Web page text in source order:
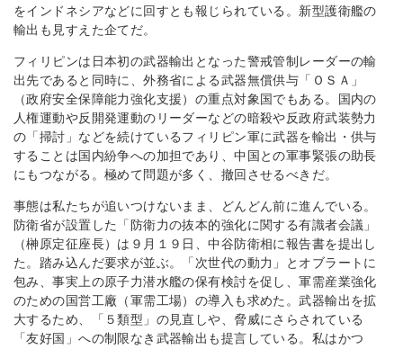
をインドネシアなどに回すとも報じられている。新型護衛艦の
輸出も見すえた企てだ。
フィリピンは日本初の武器輸出となった警戒管制レーダーの輸
出先であると同時に、外務省による武器無償供与「ＯＳＡ」
（政府安全保障能力強化支援）の重点対象国でもある。国内の
人権運動や反開発運動のリーダーなどの暗殺や反政府武装勢力
の「掃討」などを続けているフィリピン軍に武器を輸出・供与
することは国内紛争への加担であり、中国との軍事緊張の助長
にもつながる。極めて問題が多く、撤回させるべきだ。
事態は私たちが追いつけないまま、どんどん前に進んでいる。
防衛省が設置した「防衛力の抜本的強化に関する有識者会議」
（榊原定征座長）は９月１９日、中谷防衛相に報告書を提出し
た。踏み込んだ要求が並ぶ。「次世代の動力」とオブラートに
包み、事実上の原子力潜水艦の保有検討を促し、軍需産業強化
のための国営工廠（軍需工場）の導入も求めた。武器輸出を拡
大するため、「５類型」の見直しや、脅威にさらされている
「友好国」への制限なき武器輸出も提言している。私はかつ